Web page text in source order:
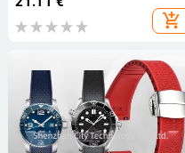
add_shopping_cart